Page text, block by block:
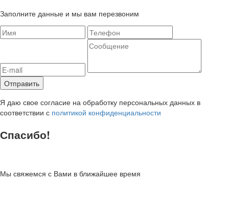
Заполните данные и мы вам перезвоним
Я даю свое согласие на обработку персональных данных в
соответствии с политикой конфиденциальности
Спасибо!
Мы свяжемся с Вами в ближайшее время